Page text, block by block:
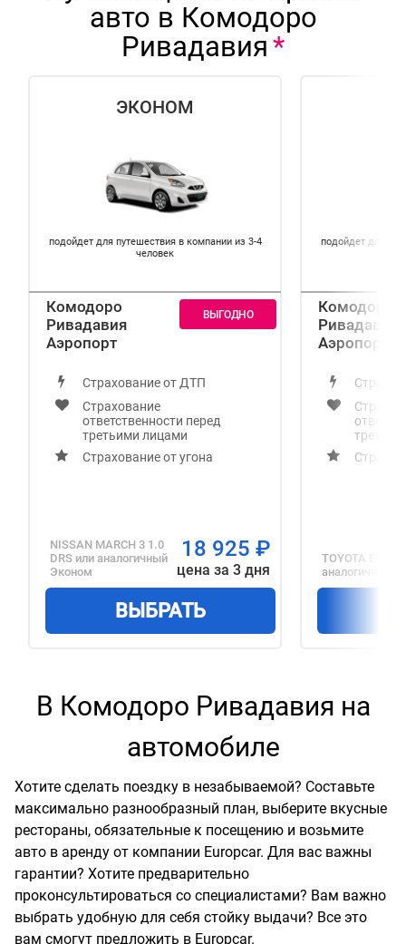
авто в Комодоро
Ривадавия
ЭКОНОМ
подойдет для путешествия в компании из 3-4
человек
Комодоро
Ривадавия
Аэропорт
Страхование от ДТП
Страхование
ответственности перед
третьими лицами
Страхование от угона
NISSAN MARCH 3 1.0
DRS или аналогичный
Эконом
18 925 ₽
цена за 3 дня
ВЫБРАТЬ
подойдет для
Комодоро
Ривадавия
Аэропорт
TOYOTA ETIOS
аналогичный
В Комодоро Ривадавия на
автомобиле
Хотите сделать поездку в незабываемой? Составьте
максимально разнообразный план, выберите вкусные
рестораны, обязательные к посещению и возьмите
авто в аренду от компании Europcar. Для вас важны
гарантии? Хотите предварительно
проконсультироваться со специалистами? Вам важно
выбрать удобную для себя стойку выдачи? Все это
вам смогут предложить в Europcar.